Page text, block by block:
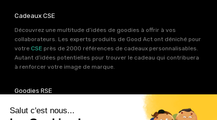
Cadeaux CSE
Découvrez une multitude d’idées de goodies à offrir à vos
collaborateurs. Les experts produits de Good Act ont déniché pour
votre CSE près de 2000 références de cadeaux personnalisables.
Autant d’idées potentielles pour trouver le cadeau qui contribuera
à renforcer votre image de marque.
Goodies RSE
Vous souhaitez communiquer en accord avec vos valeurs ? Ca
tombe bien ! Un grand nombre de produits présents sur Good Act